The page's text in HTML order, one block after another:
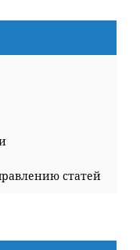
статей